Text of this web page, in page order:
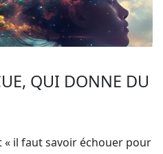
QUI DONNE DU
il faut savoir échouer pour